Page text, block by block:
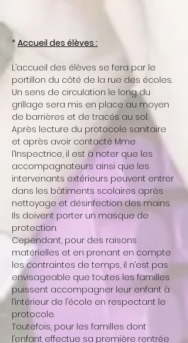
* Accueil des élèves :
L’accueil des élèves se fera par le
portillon du côté de la rue des écoles.
Un sens de circulation le long du
grillage sera mis en place au moyen
de barrières et de tracés au sol.
Après lecture du protocole sanitaire
et après avoir contacté Mme
l’Inspectrice, il est à noter que les
accompagnateurs ainsi que les
intervenants extérieurs peuvent entrer
dans les bâtiments scolaires après
nettoyage et désinfection des mains.
Ils doivent porter un masque de
protection.
Cependant, pour des raisons
matérielles et en prenant en compte
les contraintes de temps, il n’est pas
envisageable que toutes les familles
puissent accompagner leur enfant à
l’intérieur de l’école en respectant le
protocole.
Toutefois, pour les familles dont
l’enfant effectue sa première rentrée